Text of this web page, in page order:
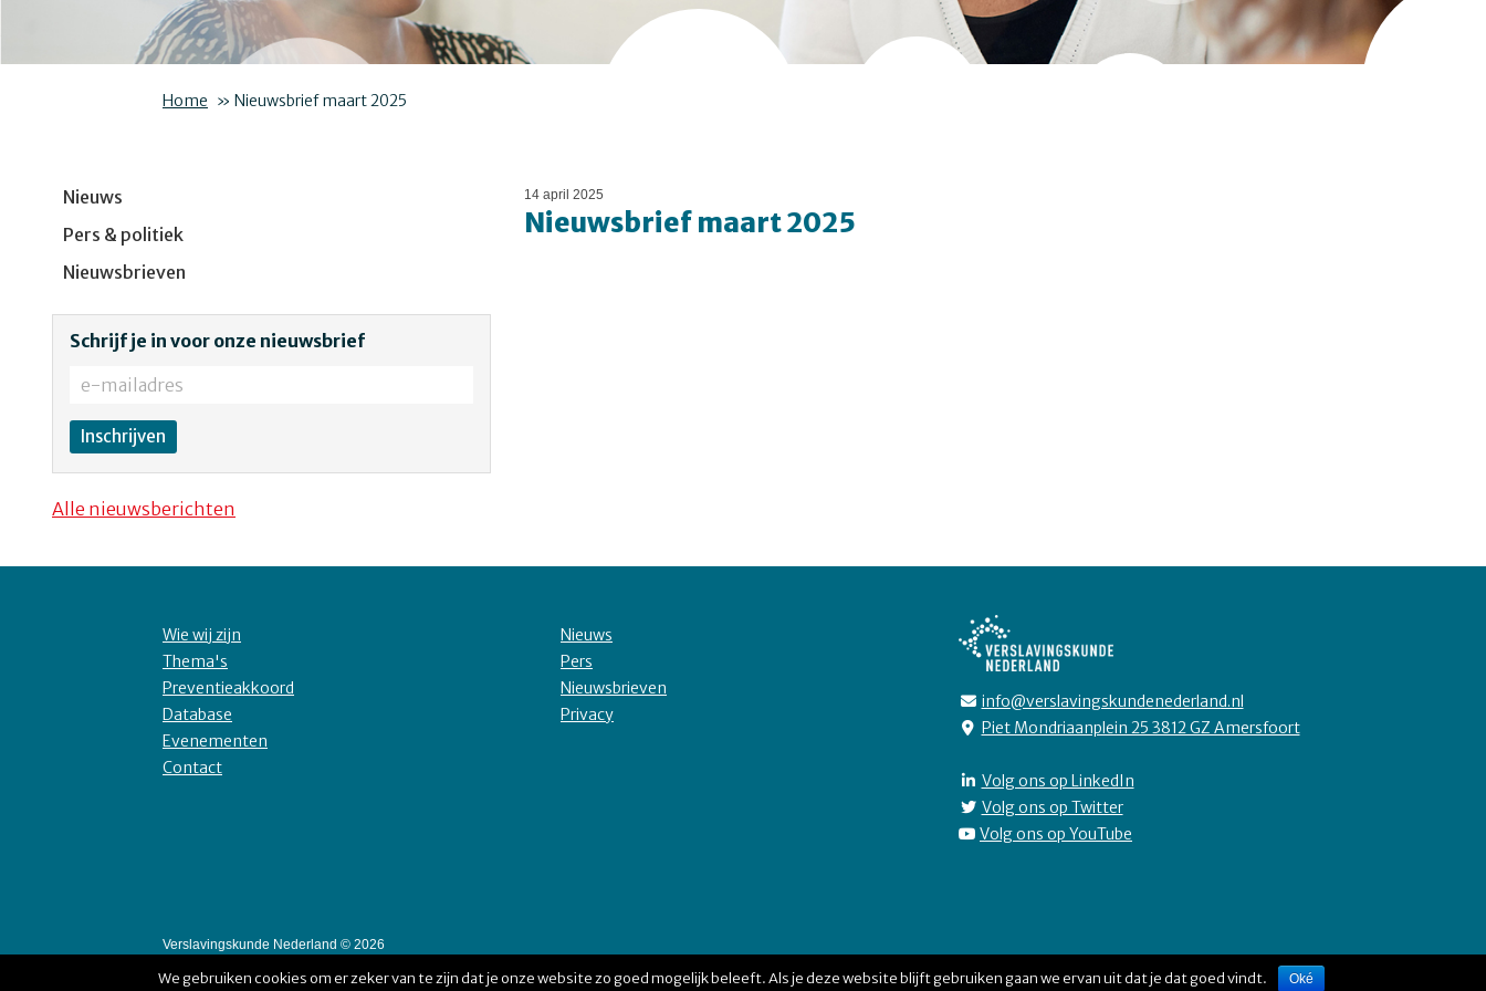
Home » Nieuwsbrief maart 2025
Nieuws
Pers & politiek
Nieuwsbrieven
Schrijf je in voor onze nieuwsbrief
Alle nieuwsberichten
14 april 2025
Nieuwsbrief maart 2025
Wie wij zijn
Thema's
Preventieakkoord
Database
Evenementen
Contact
Nieuws
Pers
Nieuwsbrieven
Privacy
info@verslavingskundenederland.nl
Piet Mondriaanplein 25 3812 GZ Amersfoort
Volg ons op LinkedIn
Volg ons op Twitter
Volg ons op YouTube
Verslavingskunde Nederland © 2026
We gebruiken cookies om er zeker van te zijn dat je onze website zo goed mogelijk beleeft. Als je deze website blijft gebruiken gaan we ervan uit dat je dat goed vindt. Oké